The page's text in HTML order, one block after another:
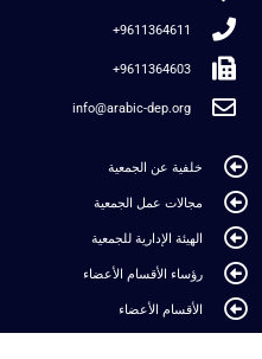
9611364611+
9611364603+
info@arabic-dep.org
خلفية عن الجمعية
مجالات عمل الجمعية
الهيئة الإدارية للجمعية
رؤساء الأقسام الأعضاء
الأقسام الأعضاء